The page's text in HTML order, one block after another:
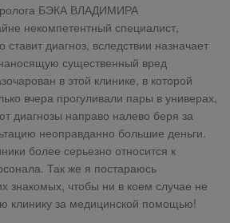
БЭКА ВЛАДИМИРА
некомпетентный специалист,
диагноз, вследствии назначает
существенный вред
в этой клинике, в которой
вчера прогуливали пары в универах,
диагнозы направо налево беря за
неоправданно большие деньги.
более серьезно относится к
Так же я постараюсь
знакомых, чтобы ни в коем случае не
клинику за медицинской помощью!